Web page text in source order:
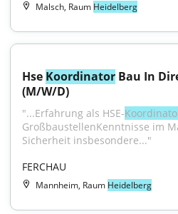
Malsch, Raum Heidelberg
Hse Koordinator Bau In
(M/W/D)
"...Erfahrung als HSE-
GroßbaustellenKenntnisse im
Sicherheit insbesondere..."
FERCHAU
Mannheim, Raum Heidelberg